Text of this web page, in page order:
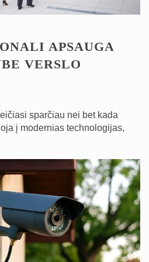
APSAUGA
VERSLO
sparčiau nei bet kada
į modernias technologijas,